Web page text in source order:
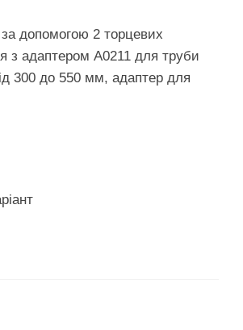
за допомогою 2 торцевих
з адаптером A0211 для труби
300 до 550 мм, адаптер для